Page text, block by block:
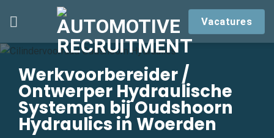
Vacatures
Werkvoorbereider /
Ontwerper Hydraulische
Systemen bij Oudshoorn
Hydraulics in Woerden